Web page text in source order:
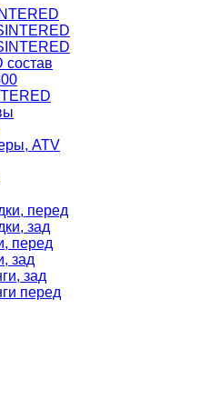
состав
ATV
перед
зад
перед
зад
зад
перед